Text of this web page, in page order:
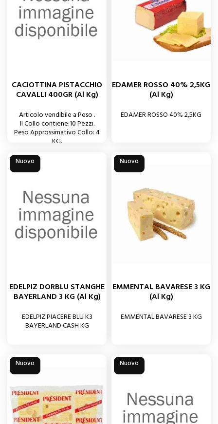
CACIOTTINA PISTACCHIO
CAVALLI 400GR (al Kg)
Articolo vendibile a Peso .
Il Collo contiene:10 Pezzi.
Peso Approssimativo Collo: 4
KG.
EDAMER ROSSO 40% 2,5KG
(al Kg)
EDAMER ROSSO 40% 2,5KG
Nuovo
EDELPIZ DORBLU STANGHE
BAYERLAND 3 KG (al Kg)
EDELPIZ PIACERE BLU K3
BAYERLAND CASH KG
Nuovo
EMMENTAL BAVARESE 3 KG
(al Kg)
EMMENTAL BAVARESE 3 KG
Nuovo Nuovo